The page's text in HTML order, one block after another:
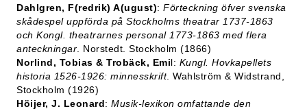
Dahlgren, F(redrik) A(ugust): Förteckning öfver svenska
skådespel uppförda på Stockholms theatrar 1737-1863
och Kongl. theatrarnes personal 1773-1863 med flera
anteckningar . Norstedt. Stockholm (1866)
Norlind, Tobias & Trobäck, Emil: Kungl. Hovkapellets
historia 1526-1926: minnesskrift. Wahlström & Widstrand,
Stockholm (1926)
Höijer, J. Leonard: Musik-lexikon omfattande den